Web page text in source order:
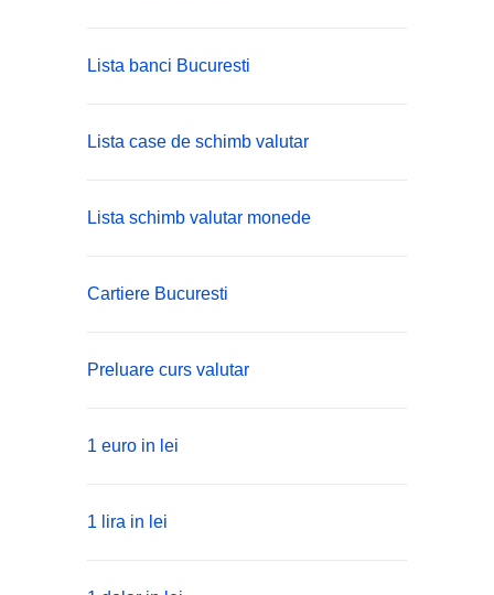
Lista banci Bucuresti
Lista case de schimb valutar
Lista schimb valutar monede
Cartiere Bucuresti
Preluare curs valutar
1 euro in lei
1 lira in lei